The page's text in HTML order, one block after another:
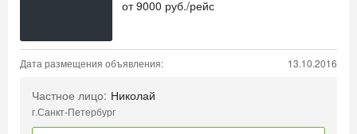
от9000 руб./рейс
Дата размещения объявления: 13.10.2016
Частное лицо: Николай
г.Санкт-Петербург